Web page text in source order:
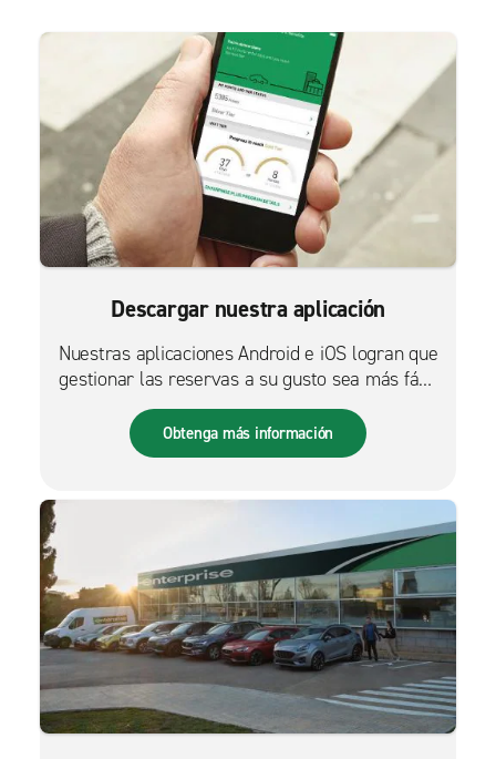
Descargar nuestra aplicación
Nuestras aplicaciones Android e iOS logran que
gestionar las reservas a su gusto sea más fácil
que nunca.
Obtenga más información